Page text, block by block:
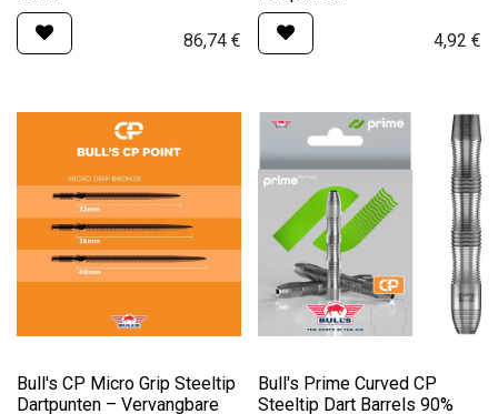
86,74€ 4,92 €
Bull's CP Micro Grip Steeltip
Dartpunten – Vervangbare
Bull's Prime Curved CP
Steeltip Dart Barrels 90%